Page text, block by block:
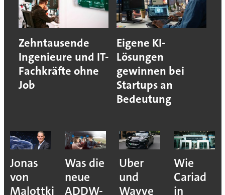
Zehntausende
Ingenieure und IT-
Fachkräfte ohne
Job
Eigene KI-
Lösungen
gewinnen bei
Startups an
Bedeutung
Jonas
von
Malottki
Was die
neue
ADDW-
Uber
und
Wayve
Wie
Cariad
in